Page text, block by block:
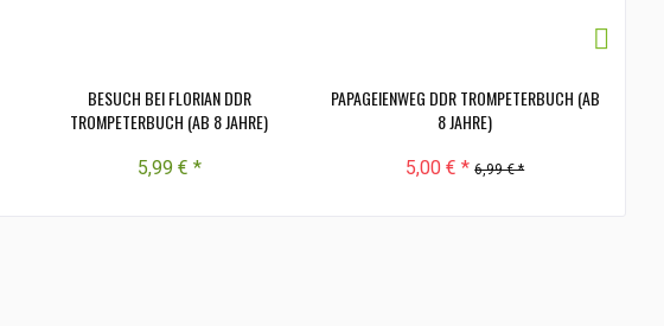
BESUCH BEI FLORIAN DDR
TROMPETERBUCH (AB 8 JAHRE)
5,99 € *
PAPAGEIENWEG DDR TROMPETERBUCH (AB
8 JAHRE)
5,00 € * 6,99 € *